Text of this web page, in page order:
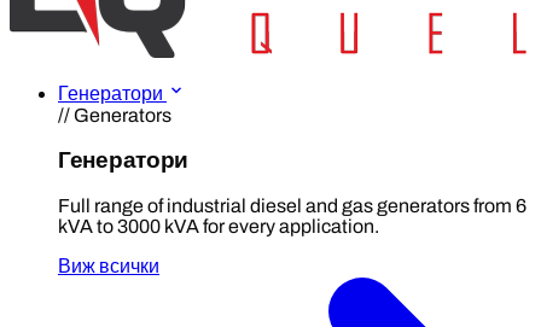
Генератори
// Generators
Генератори
Full range of industrial diesel and gas generators from 6
kVA to 3000 kVA for every application.
Виж всички